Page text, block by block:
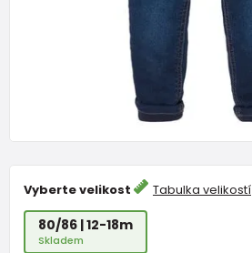
Vyberte velikost Tabulka velikostí
80/86 | 12-18m
Skladem